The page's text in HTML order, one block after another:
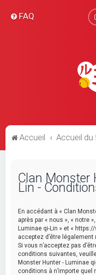
FAQ
Accueil Accueil du
Clan Monster
Lin -
En accédant à « Clan
après par « nous », « notre
Luminae qi-Lin » et «
acceptez d’être
Si vous n’acceptez pas
conditions suivantes,
Monster Hunter - Luminae
conditions à n’importe